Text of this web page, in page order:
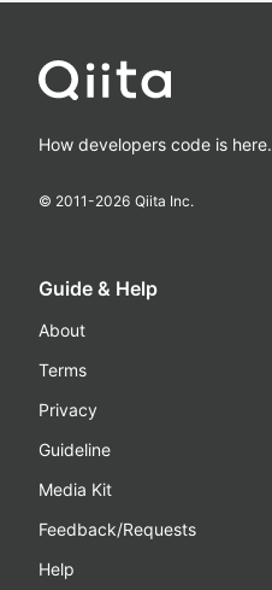
How developers code is here.
© 2011-2026 Qiita Inc.
Guide & Help
About
Terms
Privacy
Guideline
Media Kit
Feedback/Requests
Help